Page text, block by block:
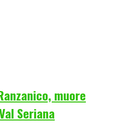
muore
Seriana